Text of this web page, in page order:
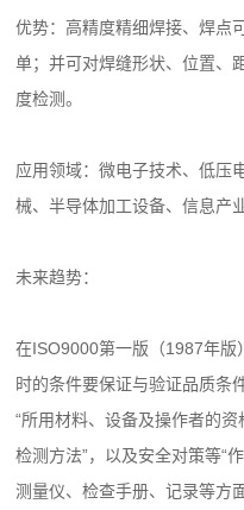
优势：高精度精细焊接、焊点
单；并可对焊缝形状、位置、
度检测。
应用领域：微电子技术、低压
械、半导体加工设备、信息产
未来趋势：
在ISO9000第一版（1987年版
时的条件要保证与验证品质条
“所用材料、设备及操作者的
检测方法”，以及安全对策等“
测量仪、检查手册、记录等方